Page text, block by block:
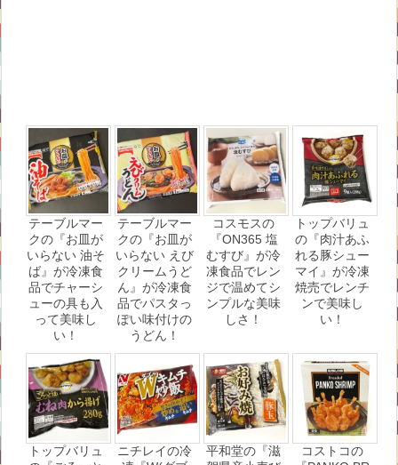
テーブルマー
クの『お⽫が
いらない 油そ
ば』が冷凍食
品でチャーシ
ューの具も入
って美味し
い！
テーブルマー
クの『お皿が
いらない えび
クリームうど
ん』が冷凍食
品でパスタっ
ぽい味付けの
うどん！
コスモスの
『ON365 塩
むすび』が冷
凍食品でレン
ジで温めてシ
ンプルな美味
しさ！
トップバリュ
の『肉汁あふ
れる豚シュー
マイ』が冷凍
焼売でレンチ
ンで美味し
い！
トップバリュ
ニチレイの冷
平和堂の『滋
コストコの